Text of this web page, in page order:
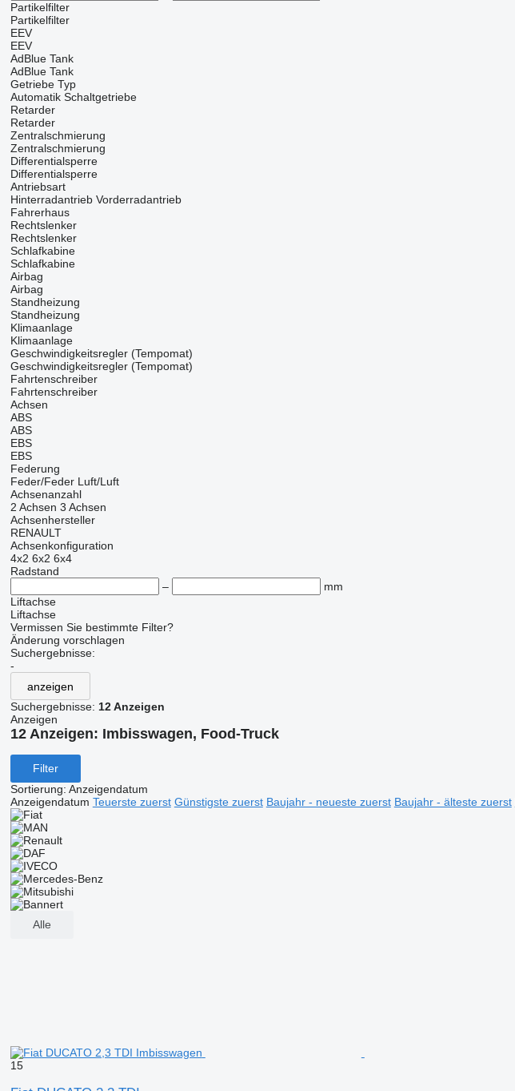
Partikelfilter
Partikelfilter
EEV
EEV
AdBlue Tank
AdBlue Tank
Getriebe Typ
Automatik Schaltgetriebe
Retarder
Retarder
Zentralschmierung
Zentralschmierung
Differentialsperre
Differentialsperre
Antriebsart
Hinterradantrieb Vorderradantrieb
Fahrerhaus
Rechtslenker
Rechtslenker
Schlafkabine
Schlafkabine
Airbag
Airbag
Standheizung
Standheizung
Klimaanlage
Klimaanlage
Geschwindigkeitsregler (Tempomat)
Geschwindigkeitsregler (Tempomat)
Fahrtenschreiber
Fahrtenschreiber
Achsen
ABS
ABS
EBS
EBS
Federung
Feder/Feder Luft/Luft
Achsenanzahl
2 Achsen 3 Achsen
Achsenhersteller
RENAULT
Achsenkonfiguration
4x2 6x2 6x4
Radstand
–
mm
Liftachse
Liftachse
Vermissen Sie bestimmte Filter?
Änderung vorschlagen
Suchergebnisse:
-
anzeigen
Suchergebnisse: 12 Anzeigen
Anzeigen
12 Anzeigen: Imbisswagen, Food-Truck
Filter
Sortierung: Anzeigendatum
Anzeigendatum Teuerste zuerst Günstigste zuerst Baujahr - neueste zuerst Baujahr - älteste zuerst
Alle
15